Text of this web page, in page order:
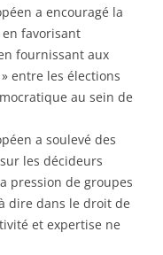
a encouragé la
en favorisant
fournissant aux
entre les élections
au sein de
a soulevé des
les décideurs
pression de groupes
dire dans le droit de
et expertise ne